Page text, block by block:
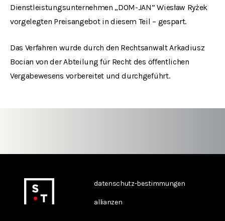
Dienstleistungsunternehmen „DOM-JAN” Wiesław Ryżek
vorgelegten Preisangebot in diesem Teil – gespart.
Das Verfahren wurde durch den Rechtsanwalt Arkadiusz
Bocian von der Abteilung für Recht des öffentlichen
Vergabewesens vorbereitet und durchgeführt.
datenschutz-bestimmungen
allianzen